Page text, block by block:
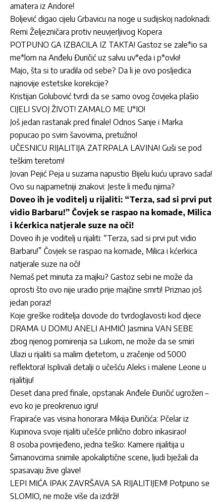
amatera iz Andore!
Boljević digao cijelu Grbavicu na noge u sudijskoj nadoknadi:
Remi Željezničara protiv neuvjerljivog Kopera
POTPUNO GA IZBACILA IZ TAKTA! Gastoz se zale*io sa
me*lom na Anđelu Đuričić uz salvu uv*eda i p*ovki!
Majo, šta si to uradila od sebe? Da li je ovo posljedica
najnovije estetske korekcije?
Kristijan Golubović tvrdi da se samo ovog čovjeka plašio
CIJELI SVOJ ŽIVOT! ZAMALO ME U*IO!
Još jedan rastanak pred finale! Odnos Sanje i Marka
popucao po svim šavovima, pretužno!
UČESNICU RIJALITIJA ZATRPALA LAVINA! Guši se pod
teškim teretom!
Jovan Pejić Peja u suzama napustio Bijelu kuću upravo sada!
Ovo su najpametniji znakovi: Jeste li među njima?
Doveo ih je voditelj u rijaliti: “Terza, sad si prvi put
vidio Barbaru!” Čovjek se raspao na komade, Milica
i kćerkica natjerale suze na oči!
Doveo ih je voditelj u rijaliti: “Terza, sad si prvi put vidio
Barbaru!” Čovjek se raspao na komade, Milica i kćerkica
natjerale suze na oči!
Nemaš pet minuta za majku? Gastoz sebi ne može da
oprosti što ovo nije uradio prije majčine smrti! Priznao još
jedan poraz!
Koje greške roditelja dovode do tvrdoglavosti kod djece
DRAMA U DOMU ANELI AHMIĆ! Jasmina VAN SEBE
zbog njenog pomirenja sa Lukom, ne može da se smiri
Ulazi u rijaliti sa malim djetetom, u zračenje od 5000
reflektora! Isplivali detalji o učešću Aleks i malene Leone u
rijalitiju!
Deset dana pred finale, opstanak Anđele Đuričić ugrožen –
evo ko je preokrenuo igru!
Frapiraće vas visina honorara Mikija Đuričića: Pčelar iz
Kupinova svoje rijaliti učešće prilično dobro inkasirao!
8 osoba povrijeđeno, jedna teško: Kamere rijalitija u
Šimanovcima snimile apokaliptične scene, ljudi bježali da
spasavaju žive glave!
LEPI MIĆA IPAK ZAVRŠAVA SA RIJALITIJEM! Potpuno se
SLOMIO, ne može više da izdrži!